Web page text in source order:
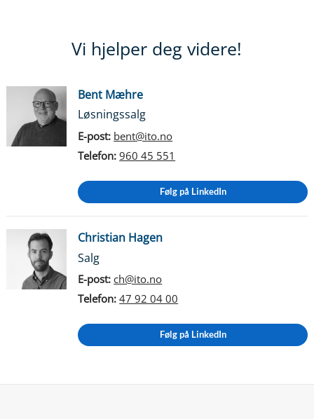
Vi hjelper deg videre!
Bent Mæhre
Løsningssalg
E-post: bent@ito.no
Telefon: 960 45 551
Følg på LinkedIn
Christian Hagen
Salg
E-post: ch@ito.no
Telefon: 47 92 04 00
Følg på LinkedIn